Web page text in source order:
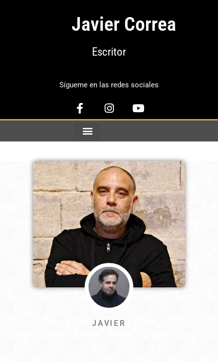
Javier Correa
Escritor
Sígueme en las redes sociales
JAVIER